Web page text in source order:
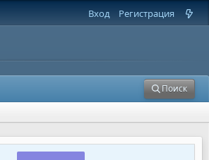
Вход Регистрация
Поиск